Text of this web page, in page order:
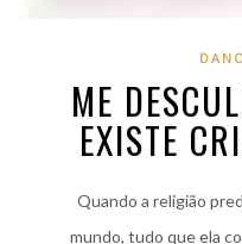
ME
EXISTE
Quando a religião
mundo, tudo que ela